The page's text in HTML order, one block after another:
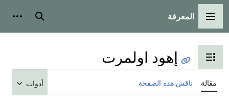
القائمة الرئيسية
المعرفة بحث
تبديل عرض جدول المحتويات
إهود اولمرت
مقالة ناقش هذه الصفحة أدوات